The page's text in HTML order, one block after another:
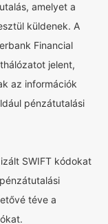
amelyet a
küldenek. A
Financial
jelent,
az információk
pénzátutalási
SWIFT kódokat
téve a